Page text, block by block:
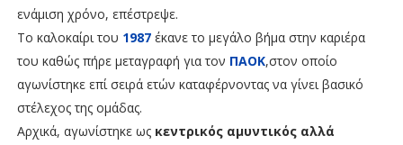
ενάμιση χρόνο, επέστρεψε.
Το καλοκαίρι του 1987έκανε το μεγάλο βήμα στην καριέρα
του καθώς πήρε μεταγραφή για τον ΠΑΟΚ,στον οποίο
αγωνίστηκε επί σειρά ετών καταφέρνοντας να γίνει βασικό
στέλεχος της ομάδας.
Αρχικά, αγωνίστηκε ωςκεντρικός αμυντικός αλλά